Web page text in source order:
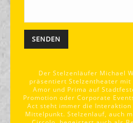
Der Stelzenläufer Michael
präsentiert Stelzentheater mit
Amor und Prima auf
Promotion oder Corporate
Act steht immer die
Mittelpunkt. Stelzenlauf, auch